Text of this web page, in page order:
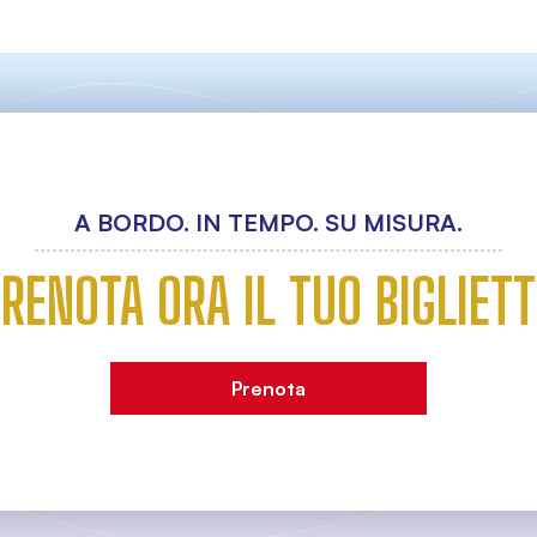
A BORDO. IN TEMPO. SU MISURA.
ORA IL TUO
Prenota